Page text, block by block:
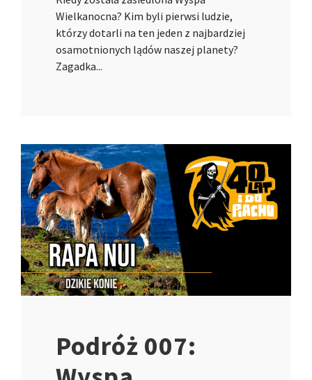
Wielkanocna? Kim byli pierwsi ludzie,
którzy dotarli na ten jeden z najbardziej
osamotnionych lądów naszej planety?
Zagadka...
Podróż 007: